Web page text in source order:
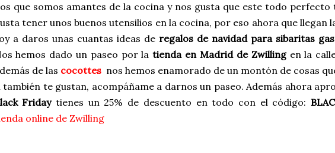
que somos amantes de la cocina y nos gusta que este todo perfecto
tener unos buenos utensilios en la cocina, por eso ahora que llegan
a daros unas cuantas ideas de regalos de navidad para sibaritas
hemos dado un paseo por latienda en Madrid de Zwillingen la
de las cocottesnos hemos enamorado de un montón de cosas
también te gustan, acompáñame a darnos un paseo. Además ahora
Fridaytienes un 25% de descuento en todo con el código:
online de Zwilling